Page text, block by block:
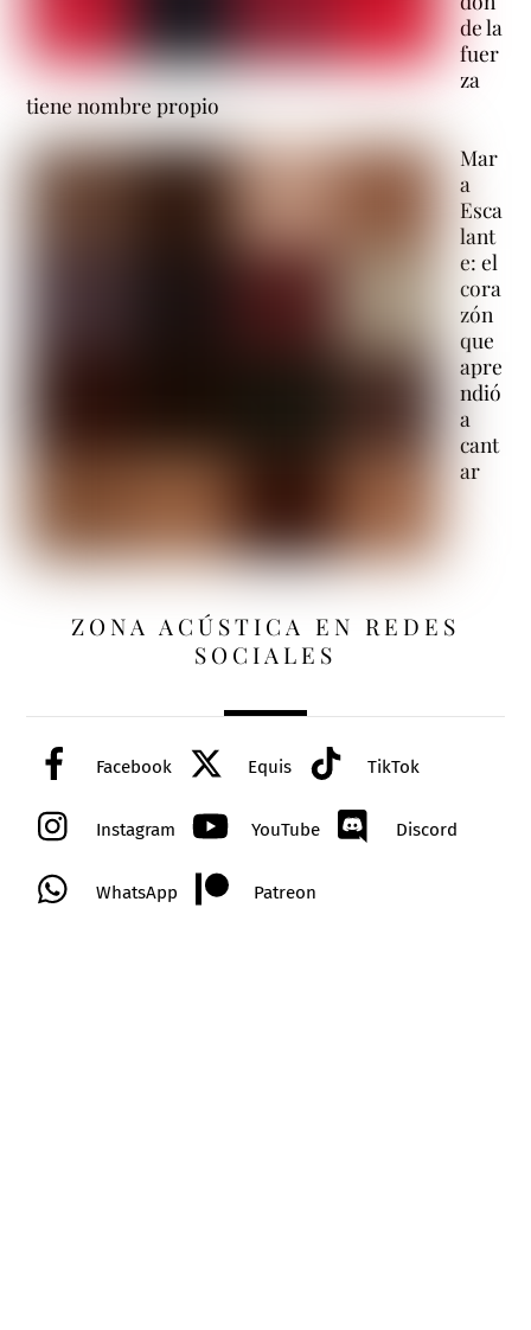
de la
fuer
za
tiene nombre propio
Mar
a
Esca
lant
e: el
cora
zón
que
apre
ndió
a
cant
ar
ZONA ACÚSTICA EN REDES
SOCIALES
Facebook Equis TikTok
Instagram YouTube Discord
WhatsApp Patreon